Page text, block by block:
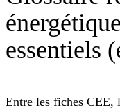
essentiels
Entre les fiches CEE,